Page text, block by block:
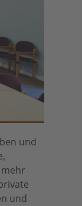
und
und